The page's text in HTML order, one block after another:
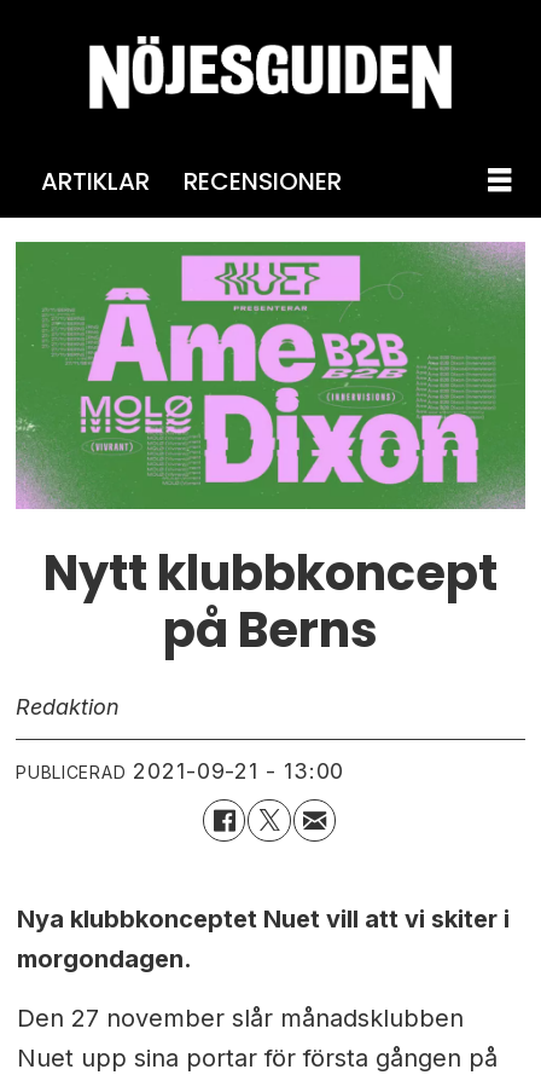
ARTIKLAR RECENSIONER
Nytt klubbkoncept
på Berns
Redaktion
PUBLICERAD 2021-09-21 - 13:00
Nya klubbkonceptet Nuet vill att vi skiter i
morgondagen.
Den 27 november slår månadsklubben
Nuet upp sina portar för första gången på